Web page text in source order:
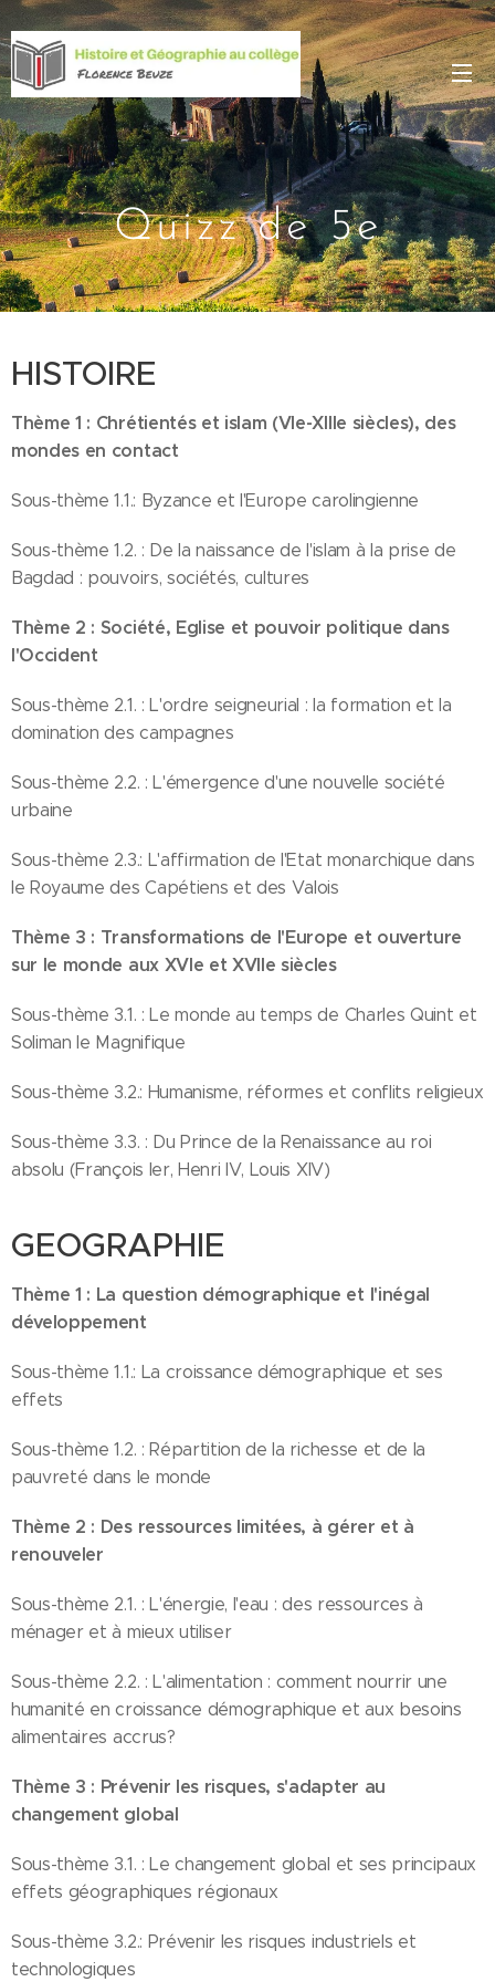
Quizz de 5e
HISTOIRE
Thème 1 : Chrétientés et islam (VIe-XIIIe siècles), des
mondes en contact
Sous-thème 1.1.: Byzance et l'Europe carolingienne
Sous-thème 1.2. : De la naissance de l'islam à la prise de
Bagdad : pouvoirs, sociétés, cultures
Thème 2 : Société, Eglise et pouvoir politique dans
l'Occident
Sous-thème 2.1. : L'ordre seigneurial : la formation et la
domination des campagnes
Sous-thème 2.2. : L'émergence d'une nouvelle société
urbaine
Sous-thème 2.3.: L'affirmation de l'Etat monarchique dans
le Royaume des Capétiens et des Valois
Thème 3 : Transformations de l'Europe et ouverture
sur le monde aux XVIe et XVIIe siècles
Sous-thème 3.1. : Le monde au temps de Charles Quint et
Soliman le Magnifique
Sous-thème 3.2.: Humanisme, réformes et conflits religieux
Sous-thème 3.3. : Du Prince de la Renaissance au roi
absolu (François Ier, Henri IV, Louis XIV)
GEOGRAPHIE
Thème 1 : La question démographique et l'inégal
développement
Sous-thème 1.1.: La croissance démographique et ses
effets
Sous-thème 1.2. : Répartition de la richesse et de la
pauvreté dans le monde
Thème 2 : Des ressources limitées, à gérer et à
renouveler
Sous-thème 2.1. : L'énergie, l'eau : des ressources à
ménager et à mieux utiliser
Sous-thème 2.2. : L'alimentation : comment nourrir une
humanité en croissance démographique et aux besoins
alimentaires accrus?
Thème 3 : Prévenir les risques, s'adapter au
changement global
Sous-thème 3.1. : Le changement global et ses principaux
effets géographiques régionaux
Sous-thème 3.2.: Prévenir les risques industriels et
technologiques